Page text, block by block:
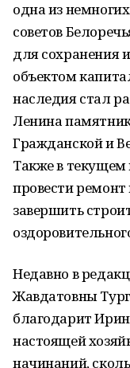
одна из
советов
для сохранения
объектом
наследия стал
Ленина
Гражданской и
Также в текущем
провести
завершить
Недавно в
Жавдатовны
благодарит
настоящей
начинаний,